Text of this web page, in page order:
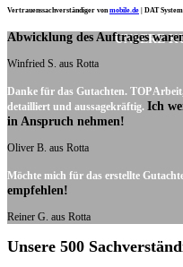
Vertrauenssachverständiger vonmobile.de DAT
UNSERE
Abwicklung des Auftrages
Winfried S. aus Rotta
Danke für das Gutachten. TOP
detailliert und aussagekräftig. Ich
in Anspruch nehmen!
Oliver B. aus Rotta
Möchte mich für das erstellte
empfehlen!
Reiner G. aus Rotta
Unsere 500